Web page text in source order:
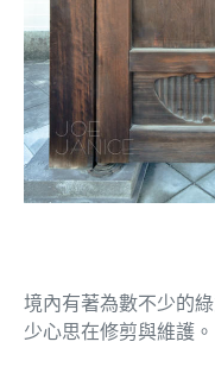
境內有著為數不少的
少心思在修剪與維護。